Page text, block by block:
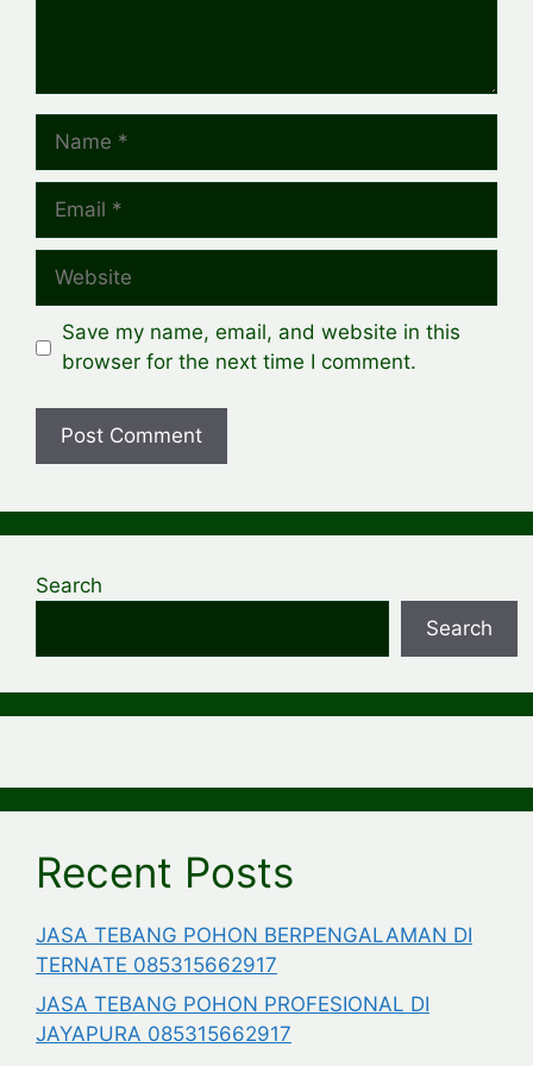
Name
Email
Website
Save my name, email, and website in this
browser for the next time I comment.
Search
Search
Recent Posts
JASA TEBANG POHON BERPENGALAMAN DI
TERNATE 085315662917
JASA TEBANG POHON PROFESIONAL DI
JAYAPURA 085315662917